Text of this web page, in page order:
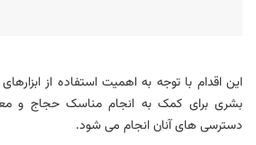
این اقدام با توجه به اهمیت استفاده از
بشری برای کمک به انجام مناسک حجاج و
دسترسی های آنان انجام می شود.